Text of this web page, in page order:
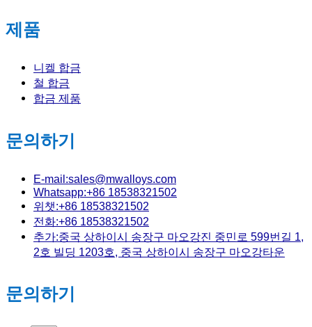
제품
니켈 합금
철 합금
합금 제품
문의하기
E-mail:sales@mwalloys.com
Whatsapp:+86 18538321502
위챗:+86 18538321502
전화:+86 18538321502
추가:중국 상하이시 송장구 마오강진 중민로 599번길 1,
2호 빌딩 1203호, 중국 상하이시 송장구 마오강타운
문의하기